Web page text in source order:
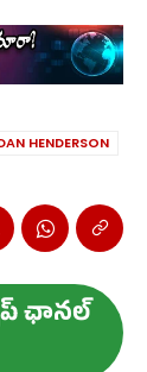
HENDERSON
ఛాన‌ల్